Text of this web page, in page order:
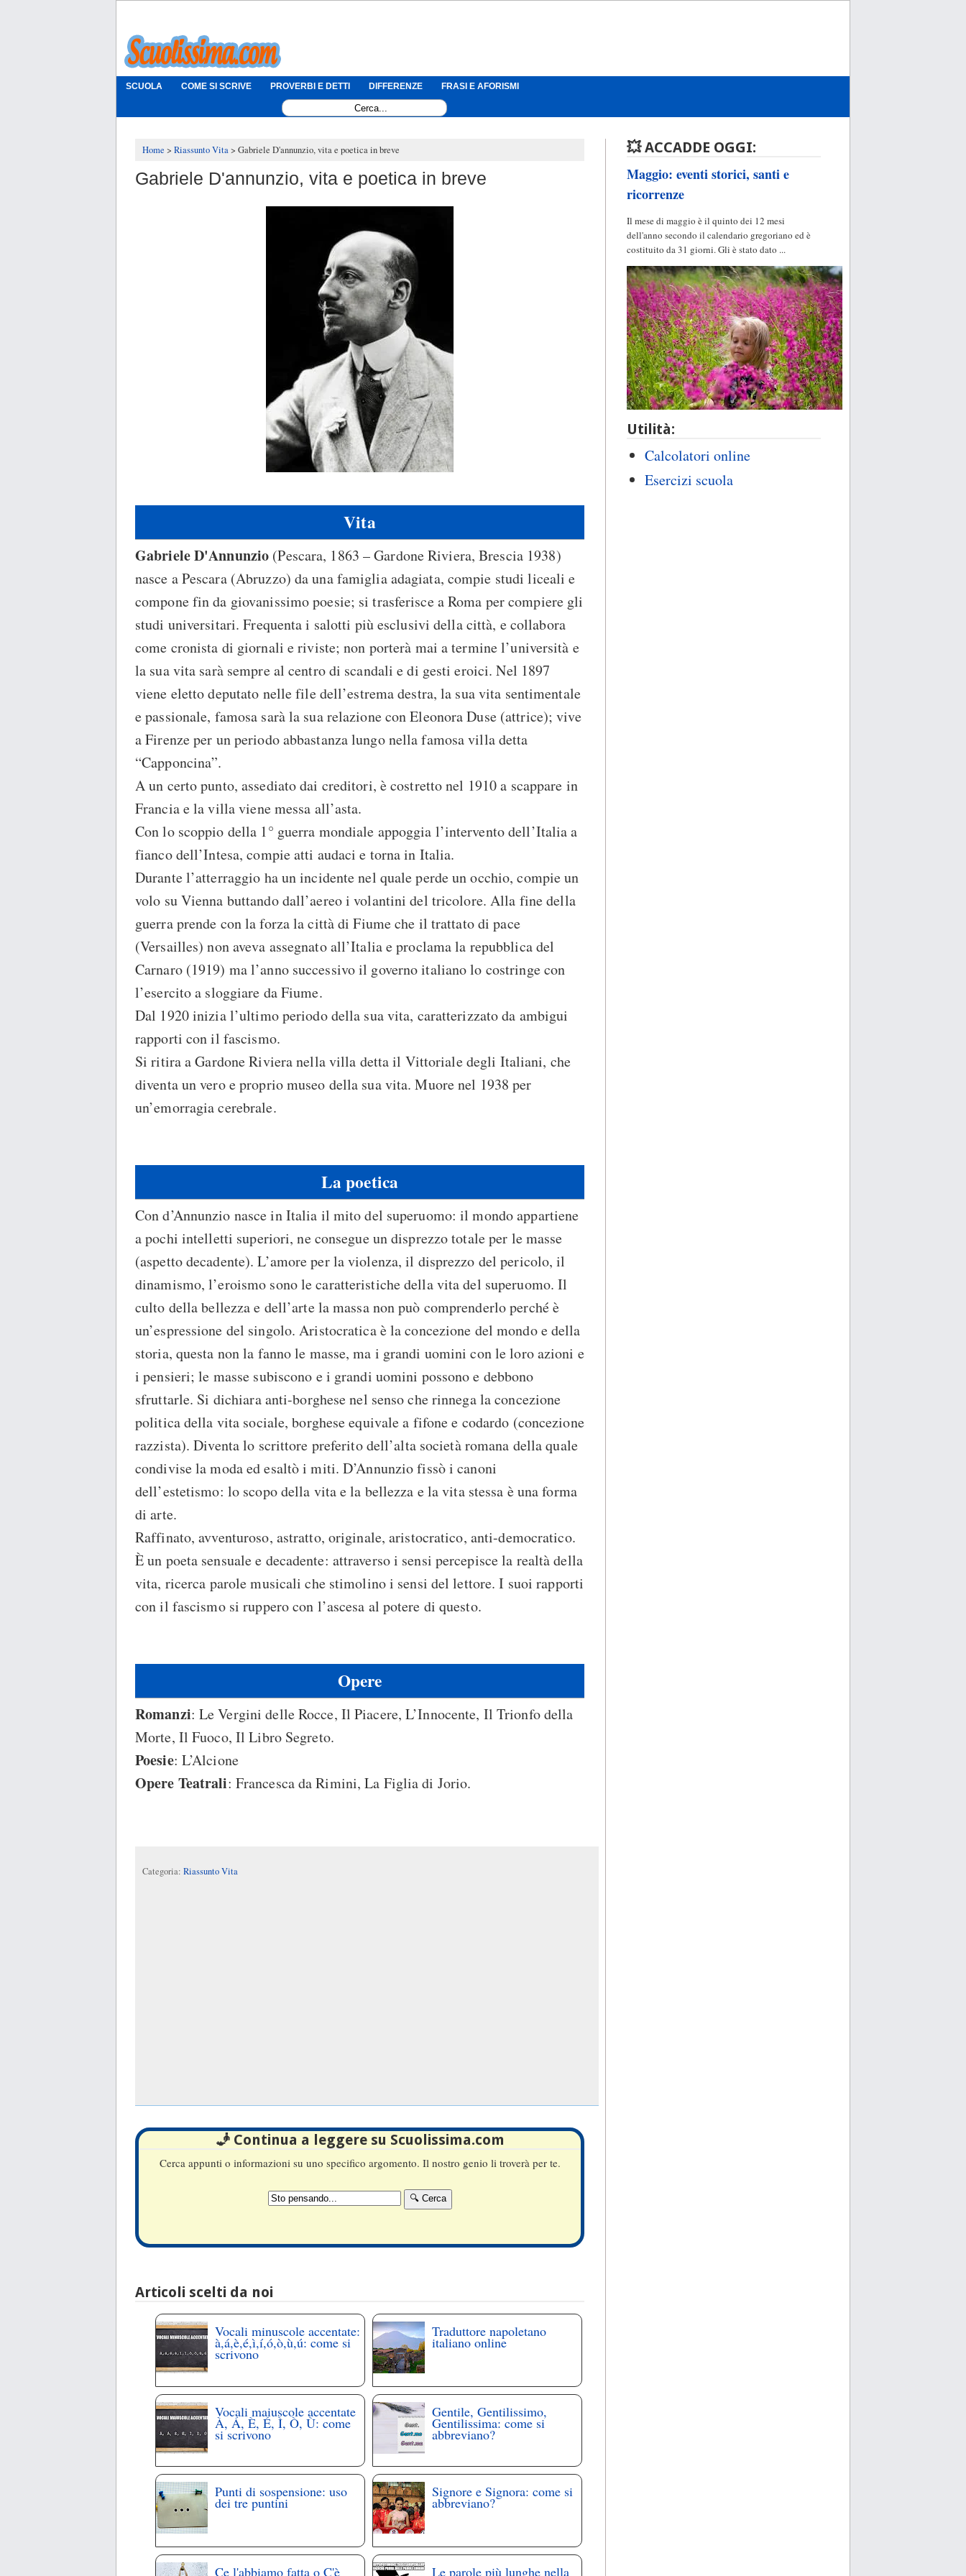
SCUOLA COME SI SCRIVE PROVERBI E DETTI DIFFERENZE FRASI E AFORISMI
Home Riassunto Vita Gabriele D'annunzio, vita e poetica in breve
Gabriele D'annunzio, vita e poetica in breve
Vita
Gabriele D'Annunzio (Pescara, 1863 – Gardone Riviera, Brescia 1938)
nasce a Pescara (Abruzzo) da una famiglia adagiata, compie studi liceali e
compone fin da giovanissimo poesie; si trasferisce a Roma per compiere gli
studi universitari. Frequenta i salotti più esclusivi della città, e collabora
come cronista di giornali e riviste; non porterà mai a termine l’università e
la sua vita sarà sempre al centro di scandali e di gesti eroici. Nel 1897
viene eletto deputato nelle file dell’estrema destra, la sua vita sentimentale
e passionale, famosa sarà la sua relazione con Eleonora Duse (attrice); vive
a Firenze per un periodo abbastanza lungo nella famosa villa detta
“Capponcina”.
A un certo punto, assediato dai creditori, è costretto nel 1910 a scappare in
Francia e la villa viene messa all’asta.
Con lo scoppio della 1° guerra mondiale appoggia l’intervento dell’Italia a
fianco dell’Intesa, compie atti audaci e torna in Italia.
Durante l’atterraggio ha un incidente nel quale perde un occhio, compie un
volo su Vienna buttando dall’aereo i volantini del tricolore. Alla fine della
guerra prende con la forza la città di Fiume che il trattato di pace
(Versailles) non aveva assegnato all’Italia e proclama la repubblica del
Carnaro (1919) ma l’anno successivo il governo italiano lo costringe con
l’esercito a sloggiare da Fiume.
Dal 1920 inizia l’ultimo periodo della sua vita, caratterizzato da ambigui
rapporti con il fascismo.
Si ritira a Gardone Riviera nella villa detta il Vittoriale degli Italiani, che
diventa un vero e proprio museo della sua vita. Muore nel 1938 per
un’emorragia cerebrale.
La poetica
Con d’Annunzio nasce in Italia il mito del superuomo: il mondo appartiene
a pochi intelletti superiori, ne consegue un disprezzo totale per le masse
(aspetto decadente). L’amore per la violenza, il disprezzo del pericolo, il
dinamismo, l’eroismo sono le caratteristiche della vita del superuomo. Il
culto della bellezza e dell’arte la massa non può comprenderlo perché è
un’espressione del singolo. Aristocratica è la concezione del mondo e della
storia, questa non la fanno le masse, ma i grandi uomini con le loro azioni e
i pensieri; le masse subiscono e i grandi uomini possono e debbono
sfruttarle. Si dichiara anti-borghese nel senso che rinnega la concezione
politica della vita sociale, borghese equivale a fifone e codardo (concezione
razzista). Diventa lo scrittore preferito dell’alta società romana della quale
condivise la moda ed esaltò i miti. D’Annunzio fissò i canoni
dell’estetismo: lo scopo della vita e la bellezza e la vita stessa è una forma
di arte.
Raffinato, avventuroso, astratto, originale, aristocratico, anti-democratico.
È un poeta sensuale e decadente: attraverso i sensi percepisce la realtà della
vita, ricerca parole musicali che stimolino i sensi del lettore. I suoi rapporti
con il fascismo si ruppero con l’ascesa al potere di questo.
Opere
Romanzi: Le Vergini delle Rocce, Il Piacere, L’Innocente, Il Trionfo della
Morte, Il Fuoco, Il Libro Segreto.
Poesie: L’Alcione
Opere Teatrali: Francesca da Rimini, La Figlia di Jorio.
Categoria: Riassunto Vita
🧞 Continua a leggere su Scuolissima.com
Cerca appunti o informazioni su uno specifico argomento. Il nostro genio li troverà per te.
Articoli scelti da noi
Vocali minuscole accentate:
à,á,è,é,ì,í,ó,ò,ù,ú: come si
scrivono
Traduttore napoletano
italiano online
Vocali maiuscole accentate
À, Á, È, É, Ì, Ò, Ù: come
si scrivono
Gentile, Gentilissimo,
Gentilissima: come si
abbreviano?
Punti di sospensione: uso
dei tre puntini
Signore e Signora: come si
abbreviano?
Ce l'abbiamo fatta o C'è Le parole più lunghe nella
💥 ACCADDE OGGI:
Maggio: eventi storici, santi e
ricorrenze
Il mese di maggio è il quinto dei 12 mesi
dell'anno secondo il calendario gregoriano ed è
costituito da 31 giorni. Gli è stato dato ...
Utilità:
Calcolatori online
Esercizi scuola